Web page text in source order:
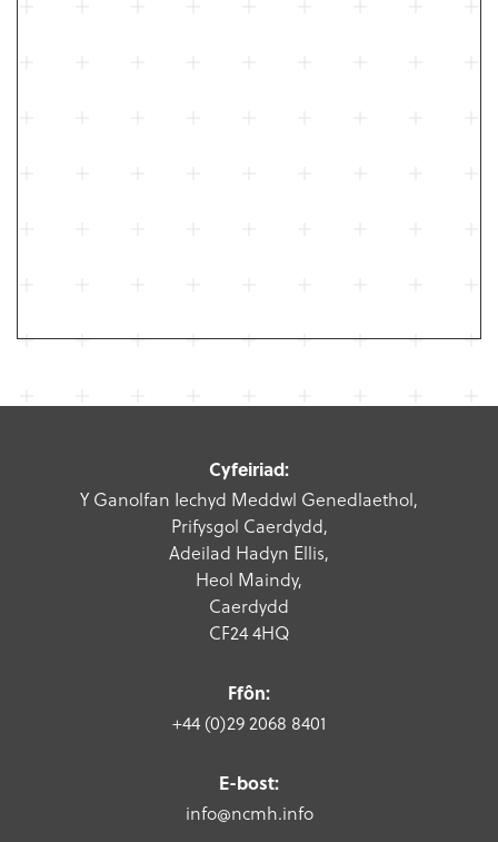
Cyfeiriad:
Y Ganolfan Iechyd Meddwl Genedlaethol,
Prifysgol Caerdydd,
Adeilad Hadyn Ellis,
Heol Maindy,
Caerdydd
CF24 4HQ
Ffôn:
+44 (0)29 2068 8401
E-bost:
info@ncmh.info